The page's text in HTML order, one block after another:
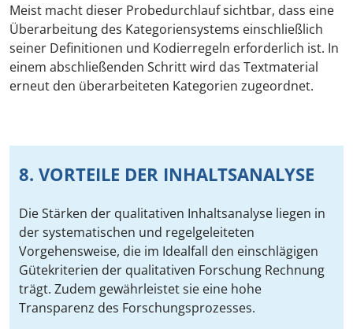
Meist macht dieser Probedurchlauf sichtbar, dass eine
Überarbeitung des Kategoriensystems einschließlich
seiner Definitionen und Kodierregeln erforderlich ist. In
einem abschließenden Schritt wird das Textmaterial
erneut den überarbeiteten Kategorien zugeordnet.
8. VORTEILE DER INHALTSANALYSE
Die Stärken der qualitativen Inhaltsanalyse liegen in
der systematischen und regelgeleiteten
Vorgehensweise, die im Idealfall den einschlägigen
Gütekriterien der qualitativen Forschung Rechnung
trägt. Zudem gewährleistet sie eine hohe
Transparenz des Forschungsprozesses.